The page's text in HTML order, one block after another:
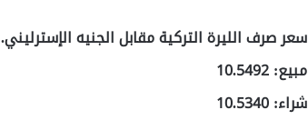
سعر صرف الليرة التركية مقابل الجنيه الإسترليني.
مبيع: 10.5492
شراء: 10.5340